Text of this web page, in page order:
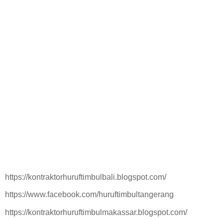
https://kontraktorhuruftimbulbali.blogspot.com/
https://www.facebook.com/huruftimbultangerang
https://kontraktorhuruftimbulmakassar.blogspot.com/